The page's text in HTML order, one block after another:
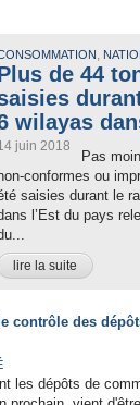
,
de 44
wilayas
juin 2018
Pas
conformes ou
saisies durant le
l’Est du pays
lire la suite
contrôle des
les dépôts de